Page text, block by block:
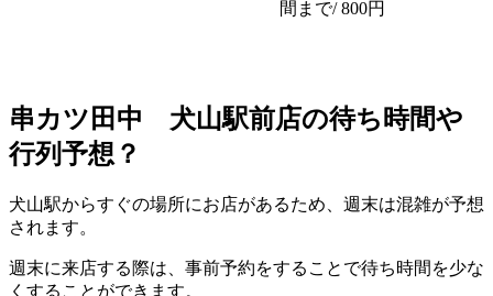
間まで/ 800円
串カツ田中 犬山駅前店の待ち時間や
行列予想？
犬山駅からすぐの場所にお店があるため、週末は混雑が予想
されます。
週末に来店する際は、事前予約をすることで待ち時間を少な
くすることができます。